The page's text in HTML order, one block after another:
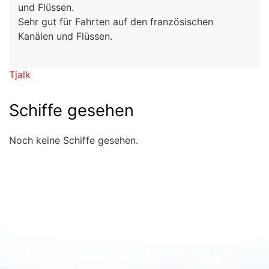
und Flüssen.
Sehr gut für Fahrten auf den französischen
Kanälen und Flüssen.
Tjalk
Schiffe gesehen
Noch keine Schiffe gesehen.